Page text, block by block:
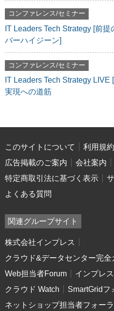
コンファレンス/セミナー
IT Leaders Tech Strategy [前
バーハイジーン]
コンファレンス/セミナー
IT Leaders Tech Strategy
実現への道筋
このサイトについて 利用規約
広告掲載のご案内
会社案内
特定商取引法に基づく表示
よくある質問
関連グループサイト
株式会社インプレス
クラウド&データセンター完全
Web担当者Forum
インプレ
クラウド Watch
SmartGridフ
ネットショップ担当者フォー